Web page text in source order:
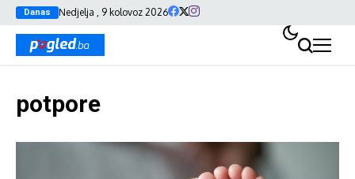
Danas Nedjelja , 9 kolovoz 2026
potpore